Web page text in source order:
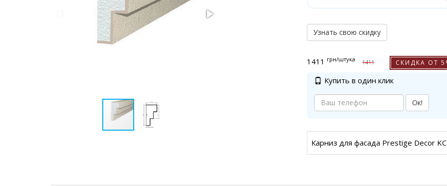
Узнать свою скидку
1411 грн/штука 1411 СКИДКА ОТ
Купить в один клик
Ок!
Карниз для фасада Prestige Decor